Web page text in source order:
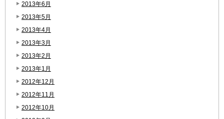
2013年6月
2013年5月
2013年4月
2013年3月
2013年2月
2013年1月
2012年12月
2012年11月
2012年10月